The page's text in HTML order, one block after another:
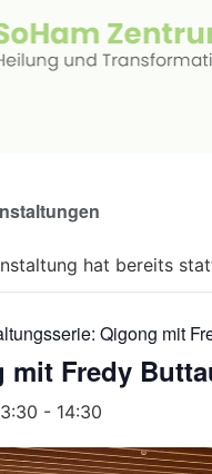
hat bereits
Qigong mit
mit Fredy
- 14:30